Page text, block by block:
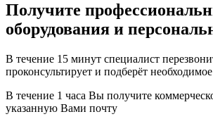
Получите
оборудования и
В течение 15 минут специалист
проконсультирует и подберёт
В течение 1 часа Вы получите
указанную Вами почту